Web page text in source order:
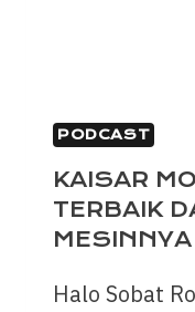
PODCAST
KAISAR
TERBAIK
MESINNYA
Halo Sobat